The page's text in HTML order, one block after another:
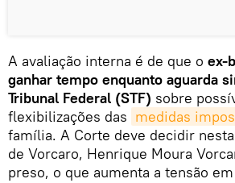
A avaliação interna é de que o ex-
ganhar tempo enquanto aguarda
Tribunal Federal (STF) sobre
flexibilizações das medidas
família. A Corte deve decidir
de Vorcaro, Henrique Moura
preso, o que aumenta a tensão